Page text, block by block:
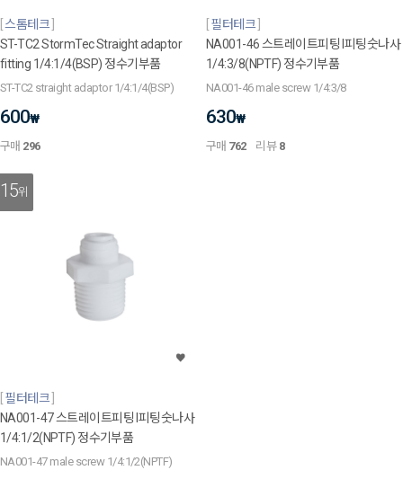
스톰테크
ST-TC2 StormTec Straight adaptor
fitting 1/4:1/4(BSP) 정수기부품
ST-TC2 straight adaptor 1/4:1/4(BSP)
600₩
구매 296
필터테크
NA001-46 스트레이트피팅 I피팅숫나사
1/4:3/8(NPTF) 정수기부품
NA001-46 male screw 1/4:3/8
630₩
구매 762 리뷰 8
15위
필터테크
NA001-47 스트레이트피팅 I피팅숫나사
1/4:1/2(NPTF) 정수기부품
NA001-47 male screw 1/4:1/2(NPTF)